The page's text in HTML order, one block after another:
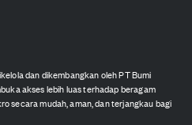
dan dikembangkan oleh PT Bumi
akses lebih luas terhadap beragam
secara mudah, aman, dan terjangkau bagi